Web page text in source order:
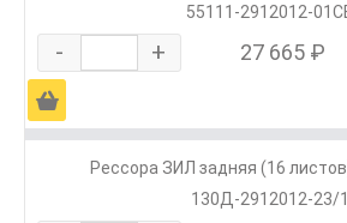
55111-2912012-
- + 27 665 ₽
Ä
Рессора ЗИЛ задняя (16
130Д-2912012-23/1